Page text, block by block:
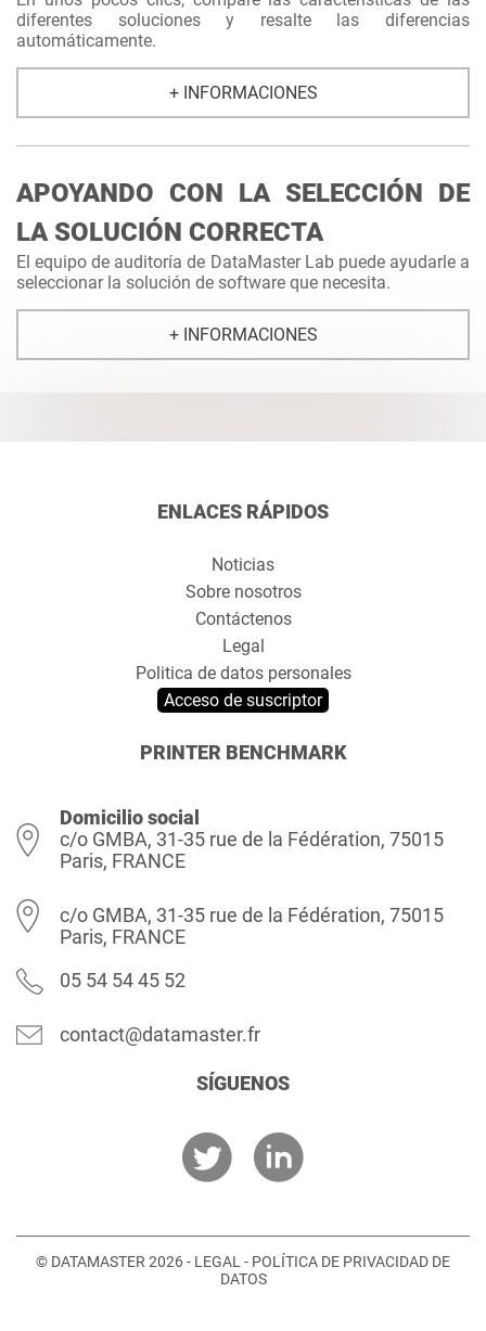
diferentes soluciones y resalte las diferencias
automáticamente.
+ INFORMACIONES
APOYANDO CON LA SELECCIÓN DE
LA SOLUCIÓN CORRECTA
El equipo de auditoría de DataMaster Lab puede ayudarle a
seleccionar la solución de software que necesita.
+ INFORMACIONES
ENLACES RÁPIDOS
Noticias
Sobre nosotros
Contáctenos
Legal
Politica de datos personales
Acceso de suscriptor
PRINTER BENCHMARK
Domicilio social
c/o GMBA, 31-35 rue de la Fédération, 75015
Paris, FRANCE
c/o GMBA, 31-35 rue de la Fédération, 75015
Paris, FRANCE
05 54 54 45 52
contact@datamaster.fr
SÍGUENOS
© DATAMASTER 2026 - LEGAL - POLÍTICA DE PRIVACIDAD DE
DATOS